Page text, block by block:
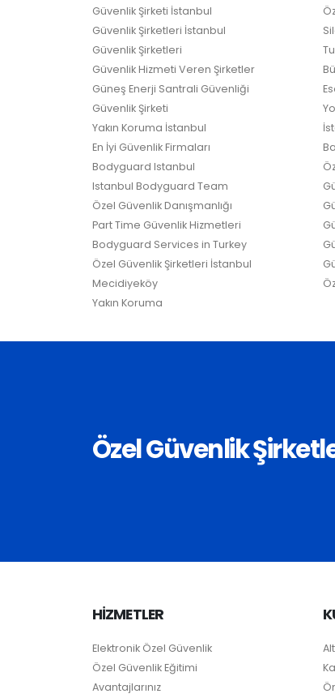
Güvenlik Şirketi İstanbul
Güvenlik Şirketleri İstanbul
Güvenlik Şirketleri
Güvenlik Hizmeti Veren Şirketler
Güneş Enerji Santrali Güvenliği
Güvenlik Şirketi
Yakın Koruma İstanbul
En İyi Güvenlik Firmaları
Bodyguard Istanbul
Istanbul Bodyguard Team
Özel Güvenlik Danışmanlığı
Part Time Güvenlik Hizmetleri
Bodyguard Services in Turkey
Özel Güvenlik Şirketleri İstanbul
Mecidiyeköy
Yakın Koruma
Özel Güvenlik
HİZMETLER
Elektronik Özel Güvenlik
Özel Güvenlik Eğitimi
Avantajlarınız